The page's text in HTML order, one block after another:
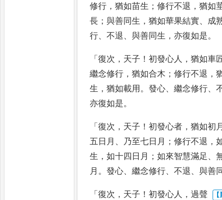
修行 ，猶如苗生 ；修行不退 ，猶如
長 ；與善同生 ，猶如華果結實、 成
行、不退 、與善同生 ，亦復如是。
「復次 ， 天子 ！初發心人 ，猶如車
繼念修行 ，猶如合木 ；修行不退 ，
生 ，猶如載用 。發心、繼念修行、
亦復如是。
「復次 ， 天子 ！初發心者 ，猶如初
五日月 、 乃至七日月 ；修行不退 ，
生 ，如十四日月 ；如來智慧滿足 、
月 。發心、繼念修行、不退 、與善
「復次 ， 天子 ！初發心人 ，過聲